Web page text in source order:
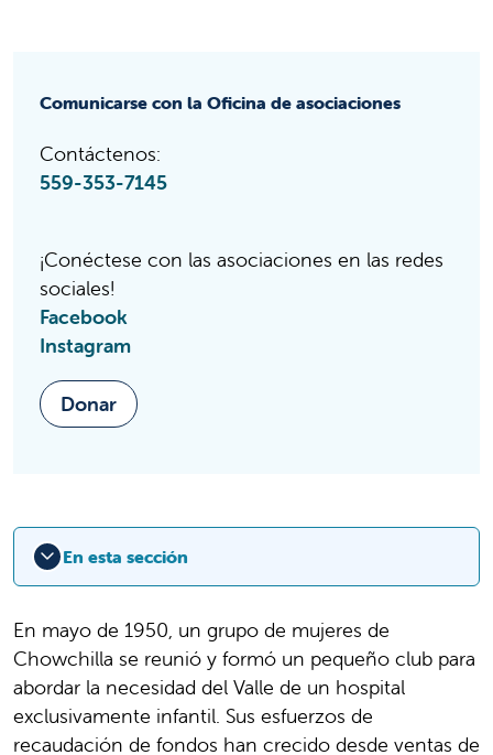
Comunicarse con la Oficina de asociaciones
Contáctenos:
559-353-7145
¡Conéctese con las asociaciones en las redes
sociales!
Facebook
Instagram
Donar
En esta sección
En mayo de 1950, un grupo de mujeres de
Chowchilla se reunió y formó un pequeño club para
abordar la necesidad del Valle de un hospital
exclusivamente infantil. Sus esfuerzos de
recaudación de fondos han crecido desde ventas de